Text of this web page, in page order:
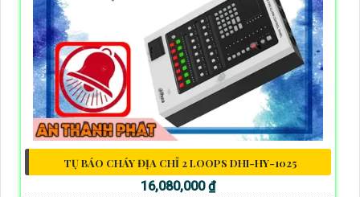
TỤ BÁO CHÁY ĐỊA CHỈ 2 LOOPS DHI-HY-1025
16,080,000 ₫